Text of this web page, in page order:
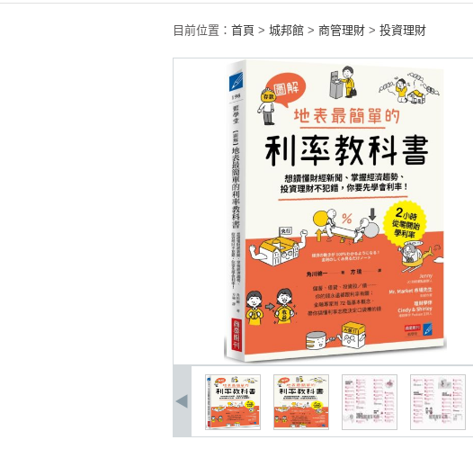
目前位置： 首頁 > 城邦館 > 商管理財 > 投資理財